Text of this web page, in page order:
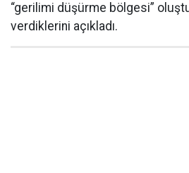
“gerilimi düşürme bölgesi”
verdiklerini açıkladı.